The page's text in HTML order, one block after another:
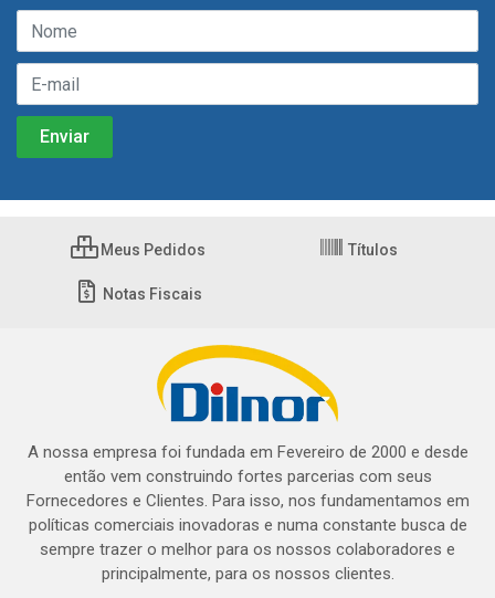
Meus Pedidos Títulos
Notas Fiscais
A nossa empresa foi fundada em Fevereiro de 2000 e desde
então vem construindo fortes parcerias com seus
Fornecedores e Clientes. Para isso, nos fundamentamos em
políticas comerciais inovadoras e numa constante busca de
sempre trazer o melhor para os nossos colaboradores e
principalmente, para os nossos clientes.